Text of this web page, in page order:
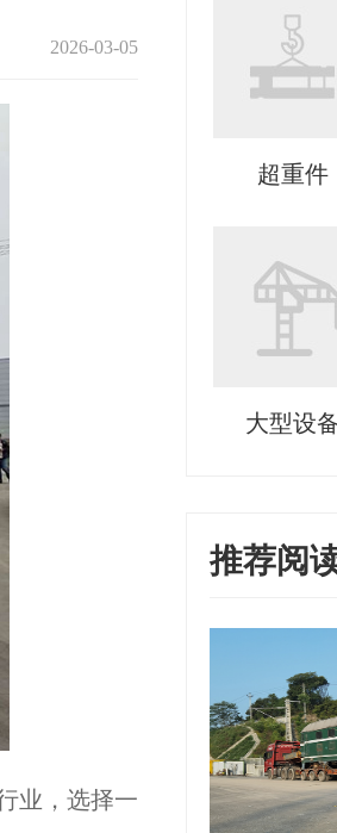
2026-03-05
业，选择一
超重件
大型设
推荐阅